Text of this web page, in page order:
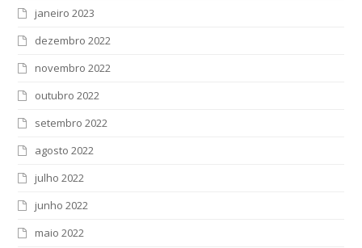
janeiro 2023
dezembro 2022
novembro 2022
outubro 2022
setembro 2022
agosto 2022
julho 2022
junho 2022
maio 2022